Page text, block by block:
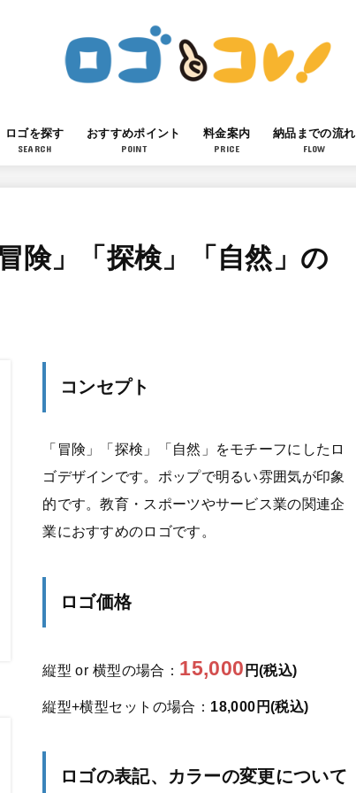
ロゴを探す
SEARCH
おすすめポイント
POINT
料金案内
PRICE
納品までの流れ
FLOW
険」「探検」「自然」の
コンセプト
「冒険」「探検」「自然」をモチーフにしたロ
ゴデザインです。ポップで明るい雰囲気が印象
的です。教育・スポーツやサービス業の関連企
業におすすめのロゴです。
ロゴ価格
縦型 or 横型の場合： 15,000 円(税込)
縦型+横型セットの場合： 18,000円(税込)
ロゴの表記、カラーの変更について